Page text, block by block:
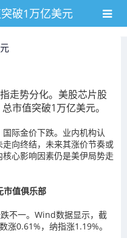
破1万亿美元
走势分化。美股芯片股
市值突破1万亿美元。
际金价下跌。业内机构认
向终结，未来其涨价节奏或
心影响因素仍是美伊局势走
市值俱乐部
不一。Wind数据显示，截
涨0.61%，纳指涨1.19%。